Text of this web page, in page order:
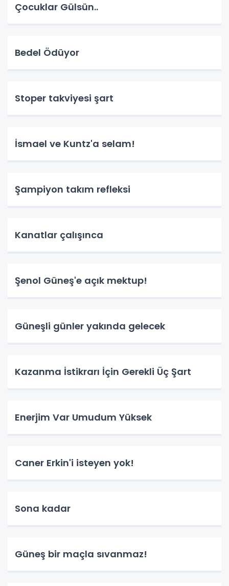
Çocuklar Gülsün..
Bedel Ödüyor
Stoper takviyesi şart
İsmael ve Kuntz'a selam!
Şampiyon takım refleksi
Kanatlar çalışınca
Şenol Güneş'e açık mektup!
Güneşli günler yakında gelecek
Kazanma İstikrarı İçin Gerekli Üç Şart
Enerjim Var Umudum Yüksek
Caner Erkin'i isteyen yok!
Sona kadar
Güneş bir maçla sıvanmaz!